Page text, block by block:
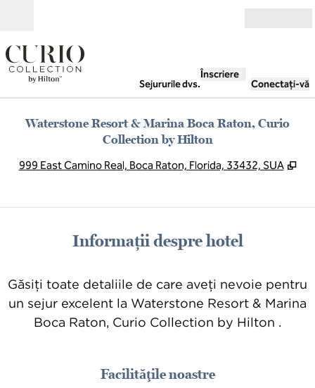
Sejururile dvs.
Înscriere
Conectați-vă
Waterstone Resort & Marina Boca Raton, Curio
Collection by Hilton
999 East Camino Real, Boca Raton, Florida, 33432, SUA ,
Informații despre hotel
Găsiți toate detaliile de care aveți nevoie pentru
un sejur excelent la Waterstone Resort & Marina
Boca Raton, Curio Collection by Hilton .
Facilităţile noastre